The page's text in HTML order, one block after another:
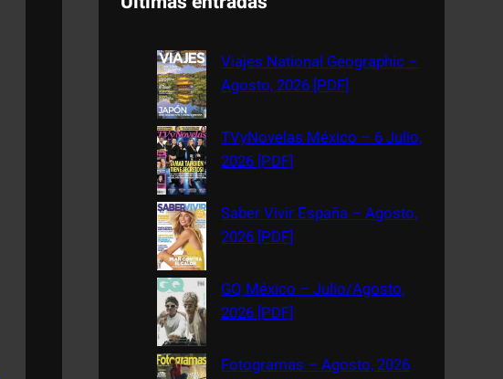
r
Viajes National Geographic –
Agosto, 2026 [PDF]
TVyNovelas México – 6 Julio,
2026 [PDF]
Saber Vivir España – Agosto,
2026 [PDF]
GQ México – Julio/Agosto,
2026 [PDF]
Fotogramas – Agosto, 2026